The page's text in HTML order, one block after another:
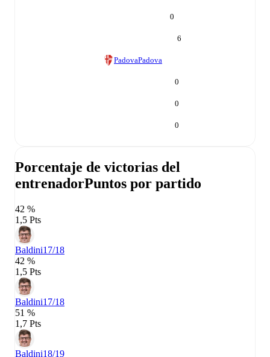
0
6
PadovaPadova
0
0
0
Porcentaje de victorias del
entrenadorPuntos por partido
42 %
1,5 Pts
Baldini17/18
42 %
1,5 Pts
Baldini17/18
51 %
1,7 Pts
Baldini18/19